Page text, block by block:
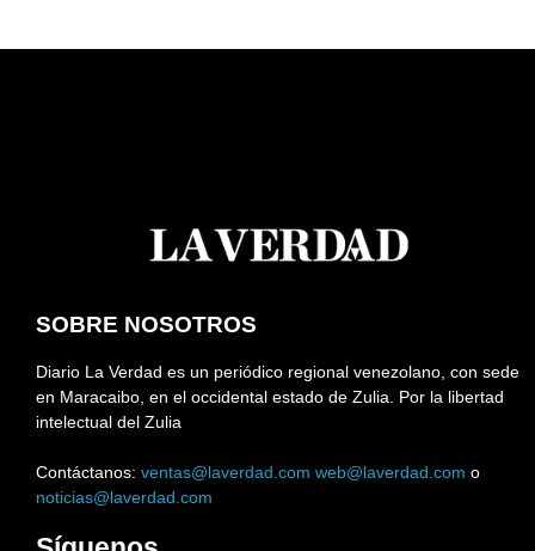
SOBRE NOSOTROS
Diario La Verdad es un periódico regional venezolano, con sede
en Maracaibo, en el occidental estado de Zulia. Por la libertad
intelectual del Zulia
Contáctanos: ventas@laverdad.com web@laverdad.com o
noticias@laverdad.com